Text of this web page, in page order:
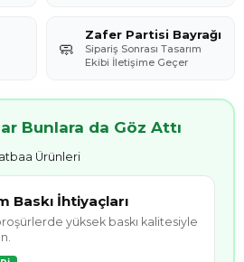
🧼
Zafer Partisi Bayrağı
Sipariş Sonrası Tasarım
Ekibi İletişime Geçer
Bunlara da Göz Attı
Ürünleri
Baskı İhtiyaçları
yüksek baskı kalitesiyle